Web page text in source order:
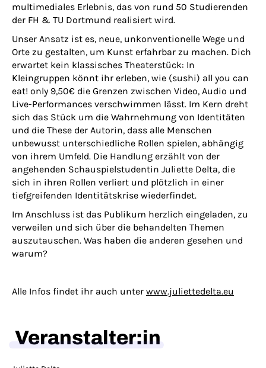
multimediales Erlebnis, das von rund 50 Studierenden
der FH & TU Dortmund realisiert wird.
Unser Ansatz ist es, neue, unkonventionelle Wege und
Orte zu gestalten, um Kunst erfahrbar zu machen. Dich
erwartet kein klassisches Theaterstück: In
Kleingruppen könnt ihr erleben, wie (sushi) all you can
eat! only 9,50€ die Grenzen zwischen Video, Audio und
Live-Performances verschwimmen lässt. Im Kern dreht
sich das Stück um die Wahrnehmung von Identitäten
und die These der Autorin, dass alle Menschen
unbewusst unterschiedliche Rollen spielen, abhängig
von ihrem Umfeld. Die Handlung erzählt von der
angehenden Schauspielstudentin Juliette Delta, die
sich in ihren Rollen verliert und plötzlich in einer
tiefgreifenden Identitätskrise wiederfindet.
Im Anschluss ist das Publikum herzlich eingeladen, zu
verweilen und sich über die behandelten Themen
auszutauschen. Was haben die anderen gesehen und
warum?
Alle Infos findet ihr auch unter www.juliettedelta.eu
Veranstalter:in